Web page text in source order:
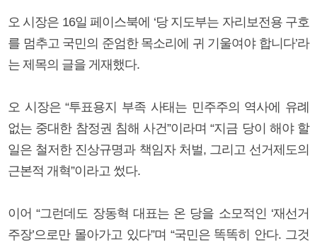
오 시장은 16일 페이스북에 ‘당 지도부는 자리보전용 구호
를 멈추고 국민의 준엄한 목소리에 귀 기울여야 합니다’라
는 제목의 글을 게재했다.
오 시장은 “투표용지 부족 사태는 민주주의 역사에 유례
없는 중대한 참정권 침해 사건”이라며 “지금 당이 해야 할
일은 철저한 진상규명과 책임자 처벌, 그리고 선거제도의
근본적 개혁”이라고 썼다.
이어 “그런데도 장동혁 대표는 온 당을 소모적인 ‘재선거
주장’으로만 몰아가고 있다”며 “국민은 똑똑히 안다. 그것